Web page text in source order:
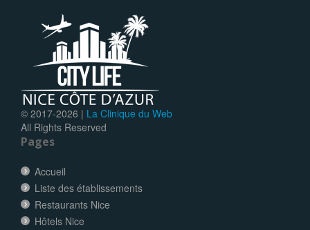
© 2017-2026 | La Clinique du Web
All Rights Reserved
Pages
Accueil
Liste des établissements
Restaurants Nice
Hôtels Nice